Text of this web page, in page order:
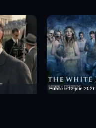
Publié le 12 juin 2026